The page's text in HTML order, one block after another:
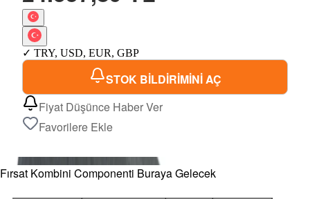
✓ TRY, USD, EUR, GBP
STOK BİLDİRİMİNİ AÇ
Fiyat Düşünce Haber Ver
Favorilere Ekle
Fırsat Kombini Componenti Buraya Gelecek